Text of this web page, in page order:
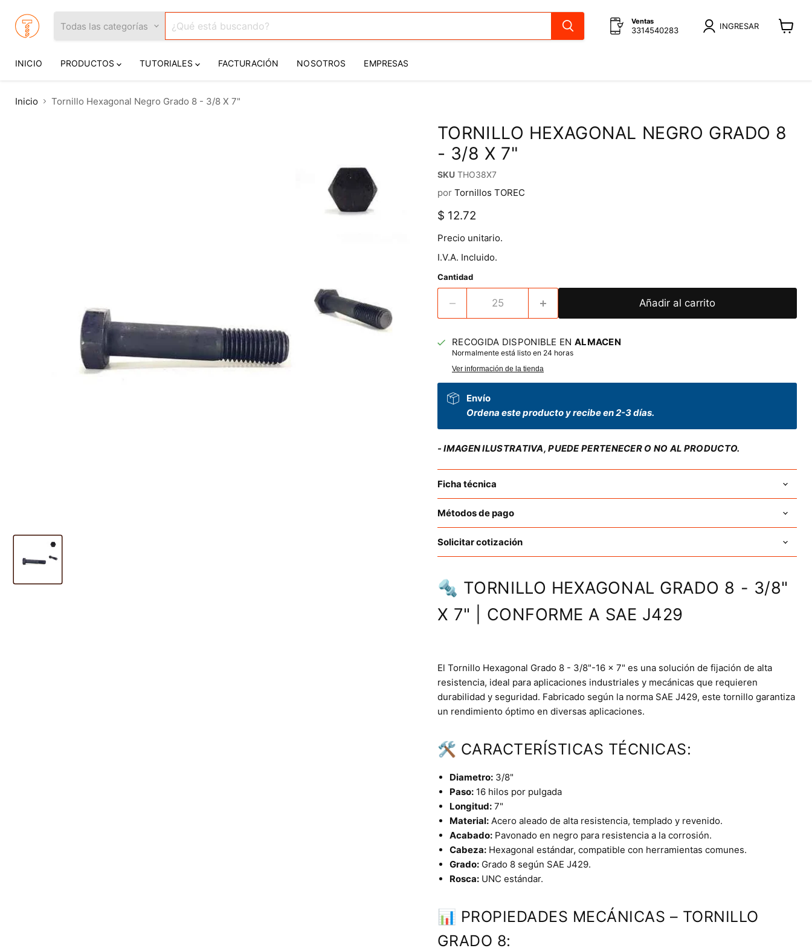
Todas las categorías Ventas
3314540283 INGRESAR
INICIO PRODUCTOS TUTORIALES FACTURACIÓN NOSOTROS EMPRESAS
Inicio Tornillo Hexagonal Negro Grado 8 - 3/8 X 7"
TORNILLO HEXAGONAL NEGRO GRADO 8
- 3/8 X 7"
SKU THO38X7
por Tornillos TOREC
Precio actual
$ 12.72
Precio unitario.
I.V.A. Incluido.
Cantidad
Añadir al carrito
RECOGIDA DISPONIBLE EN ALMACEN
Normalmente está listo en 24 horas
Ver información de la tienda
Envío
Ordena este producto y recibe en 2-3 días.
- IMAGEN ILUSTRATIVA, PUEDE PERTENECER O NO AL PRODUCTO.
Ficha técnica
Métodos de pago
Solicitar cotización
🔩 TORNILLO HEXAGONAL GRADO 8 - 3/8"
X 7" | CONFORME A SAE J429
El Tornillo Hexagonal Grado 8 - 3/8"-16 x 7" es una solución de fijación de alta
resistencia, ideal para aplicaciones industriales y mecánicas que requieren
durabilidad y seguridad. Fabricado según la norma SAE J429, este tornillo garantiza
un rendimiento óptimo en diversas aplicaciones.
🛠 CARACTERÍSTICAS TÉCNICAS:
Diametro:3/8"
Paso:16 hilos por pulgada
Longitud:7"
Material:Acero aleado de alta resistencia, templado y revenido.
Acabado:Pavonado en negro para resistencia a la corrosión.
Cabeza:Hexagonal estándar, compatible con herramientas comunes.
Grado:Grado 8 según SAE J429.
Rosca:UNC estándar.
📊 PROPIEDADES MECÁNICAS – TORNILLO
GRADO 8: